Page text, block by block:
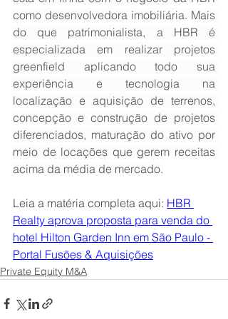
como desenvolvedora imobiliária. Mais
do que patrimonialista, a HBR é
especializada em realizar projetos
greenfield aplicando todo sua
experiência e tecnologia na
localização e aquisição de terrenos,
concepção e construção de projetos
diferenciados, maturação do ativo por
meio de locações que gerem receitas
acima da média de mercado.
Leia a matéria completa aqui: HBR
Realty aprova proposta para venda do
hotel Hilton Garden Inn em São Paulo -
Portal Fusões & Aquisições
Private Equity M&A